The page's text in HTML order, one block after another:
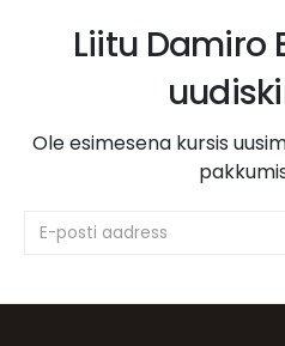
Liitu Damiro
Ole esimesena kursis